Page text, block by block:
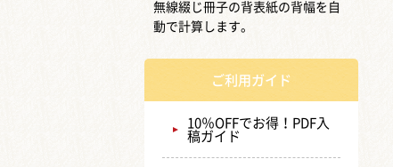
無線綴じ冊子の背表紙の背幅を自
動で計算します。
ご利用ガイド
10％OFFでお得！PDF入
稿ガイド